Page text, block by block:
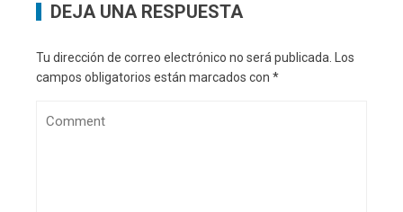
DEJA UNA RESPUESTA
Tu dirección de correo electrónico no será publicada.
Los
campos obligatorios están marcados con *